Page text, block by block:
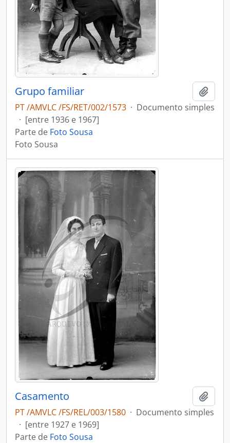
Grupo familiar
PT /AMVLC /FS/RET/002/1573 · Documento simples
· [entre 1936 e 1967]
Parte de Foto Sousa
Foto Sousa
Casamento
PT /AMVLC /FS/REL/003/1580 · Documento simples
· [entre 1927 e 1969]
Parte de Foto Sousa